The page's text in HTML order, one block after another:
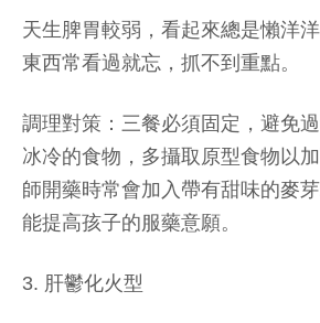
天生脾胃較弱，看起來總是懶洋
東西常看過就忘，抓不到重點。
調理對策：三餐必須固定，避免
冰冷的食物，多攝取原型食物以
師開藥時常會加入帶有甜味的麥
能提高孩子的服藥意願。
3. 肝鬱化火型